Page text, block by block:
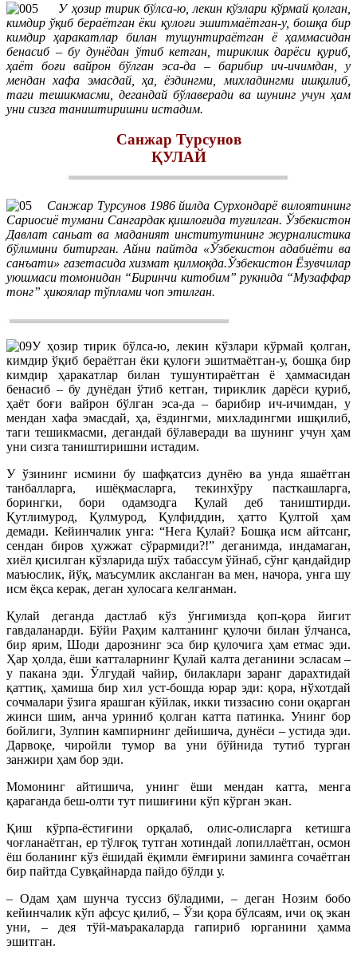
У ҳозир тирик бўлса-ю, лекин кўзлари кўрмай қолган,
кимдир ўқиб бераётган ёки қулоғи эшитмаётган-у, бошқа бир
кимдир ҳаракатлар билан тушунтираётган ё ҳаммасидан
бенасиб – бу дунёдан ўтиб кетган, тириклик дарёси қуриб,
ҳаёт боғи вайрон бўлган эса-да – барибир ич-ичимдан, у
мендан хафа эмасдай, ҳа, ёздингми, михладингми ишқилиб,
таги тешикмасми, дегандай бўлаверади ва шунинг учун ҳам
уни сизга таништиришни истадим.
Санжар Турсунов
ҚУЛАЙ
Санжар Турсунов 1986 йилда Сурхондарё вилоятининг
Сариосиё тумани Сангардак қишлоғида туғилган. Ўзбекистон
Давлат саньат ва маданият институтининг журналистика
бўлимини битирган. Айни пайтда «Ўзбекистон адабиёти ва
санъати» газетасида хизмат қилмоқда.Ўзбекистон Ёзувчилар
уюшмаси томонидан “Биринчи китобим” рукнида “Музаффар
тонг” ҳикоялар тўплами чоп этилган.
У ҳозир тирик бўлса-ю, лекин кўзлари кўрмай қолган,
кимдир ўқиб бераётган ёки қулоғи эшитмаётган-у, бошқа бир
кимдир ҳаракатлар билан тушунтираётган ё ҳаммасидан
бенасиб – бу дунёдан ўтиб кетган, тириклик дарёси қуриб,
ҳаёт боғи вайрон бўлган эса-да – барибир ич-ичимдан, у
мендан хафа эмасдай, ҳа, ёздингми, михладингми ишқилиб,
таги тешикмасми, дегандай бўлаверади ва шунинг учун ҳам
уни сизга таништиришни истадим.
У ўзининг исмини бу шафқатсиз дунёю ва унда яшаётган
танбалларга, ишёқмасларга, текинхўру пасткашларга,
борингки, бори одамзодга Қулай деб таништирди.
Қутлимурод, Қулмурод, Қулфиддин, ҳатто Қултой ҳам
демади. Кейинчалик унга: “Нега Қулай? Бошқа исм айтсанг,
сендан биров ҳужжат сўрармиди?!” деганимда, индамаган,
хиёл қисилган кўзларида шўх табассум ўйнаб, сўнг қандайдир
маъюслик, йўқ, маъсумлик аксланган ва мен, начора, унга шу
исм ёқса керак, деган хулосага келганман.
Қулай деганда дастлаб кўз ўнгимизда қоп-қора йигит
гавдаланарди. Бўйи Раҳим калтанинг қулочи билан ўлчанса,
бир ярим, Шоди дарознинг эса бир қулочига ҳам етмас эди.
Ҳар ҳолда, ёши катталарнинг Қулай калта деганини эсласам –
у пакана эди. Ўлгудай чайир, билаклари заранг дарахтидай
қаттиқ, ҳамиша бир хил уст-бошда юрар эди: қора, нўхотдай
сочмалари ўзига ярашган кўйлак, икки тиззасию сони оқарган
жинси шим, анча уриниб қолган катта патинка. Унинг бор
бойлиги, Зулпин кампирнинг дейишича, дунёси – устида эди.
Дарвоқе, чиройли тумор ва уни бўйнида тутиб турган
занжири ҳам бор эди.
Момонинг айтишича, унинг ёши мендан катта, менга
қараганда беш-олти тут пишиғини кўп кўрган экан.
Қиш кўрпа-ёстиғини орқалаб, олис-олисларга кетишга
чоғланаётган, ер тўлғоқ тутган хотиндай лопиллаётган, осмон
ёш боланинг кўз ёшидай ёқимли ёмғирини заминга сочаётган
бир пайтда Сувқайнарда пайдо бўлди у.
– Одам ҳам шунча туссиз бўладими, – деган Нозим бобо
кейинчалик кўп афсус қилиб, – Ўзи қора бўлсаям, ичи оқ экан
уни, – дея тўй-маъракаларда гапириб юрганини ҳамма
эшитган.